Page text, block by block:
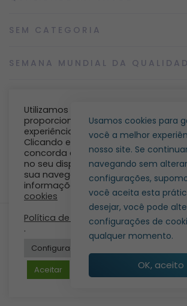
SEM CATEGORIA
SEMANA MUNDIAL DA
Utilizamos cookies para lhe
proporcionar a melhor
experiência no nosso site.
Clicando em “Aceito”, você
concorda em armazenar cookies
no seu dispositivo para melhorar
sua navegação. Para obter mais
informações consulte:
Política de
cookies
Política de privacidade
.
Configurações de cookies
Aceitar
Usamos cookies para
você a melhor
nosso site. Se
navegando sem
configurações,
você aceita esta
desejar, você pode
configurações de
qualquer momento.
OK, aceito